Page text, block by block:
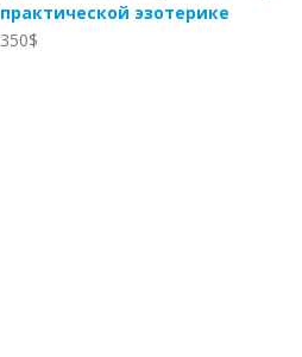
практической эзотерике
350$